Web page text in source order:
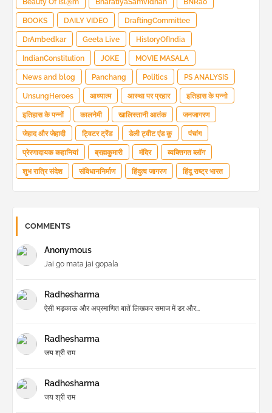
Beauty Of Isl@m BharatiyaSamvidhan BNRao
BOOKS DAILY VIDEO DraftingCommittee
DrAmbedkar Geeta Live HistoryOfIndia
IndianConstitution JOKE MOVIE MASALA
News and blog Panchang Politics PS ANALYSIS
UnsungHeroes आध्यात्म आस्था पर प्रहार इतिहास के पन्नो
इतिहास के पन्नों कालनेमी खालिस्तानी आतंक जनजागरण
जेहाद और जेहादी ट्विटर ट्रेंड डेली ट्वीट एंड कू पंचांग
प्रेरणादायक कहानियां ब्रह्मकुमारी मंदिर व्यक्तिगत ब्लॉग
शुभ रात्रि संदेश संविधाननिर्माण हिंदुत्व जागरण हिंदू राष्ट्र भारत
COMMENTS
Anonymous
Jai go mata jai gopala
Radhesharma
ऐसी भड़काऊ और अप्रमाणित बातें लिखकर समाज में डर और...
Radhesharma
जय श्री राम
Radhesharma
जय श्री राम